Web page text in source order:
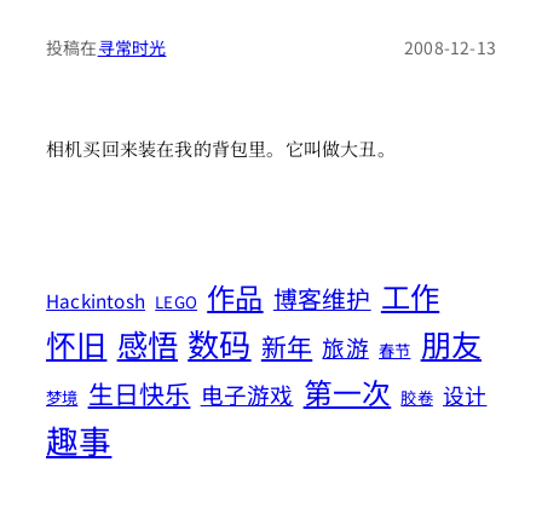
投稿在寻常时光 2008-12-13
相机买回来装在我的背包里。它叫做大丑。
Hackintosh LEGO 作品 博客维护 工作
怀旧 感悟 数码 新年 旅游 春节 朋友
梦境 生日快乐 电子游戏 第一次 胶卷 设计
趣事